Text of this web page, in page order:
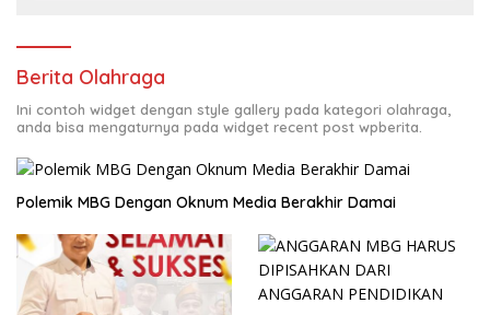
Berita Olahraga
Ini contoh widget dengan style gallery pada kategori olahraga,
anda bisa mengaturnya pada widget recent post wpberita.
Polemik MBG Dengan Oknum Media Berakhir Damai